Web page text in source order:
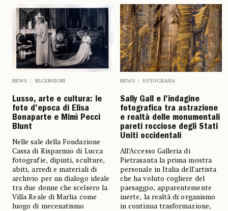
NEWS RECENSIONI
Lusso, arte e cultura: le
foto d’epoca di Elisa
Bonaparte e Mimì Pecci
Blunt
Nelle sale della Fondazione
Cassa di Risparmio di Lucca
fotografie, dipinti, sculture,
abiti, arredi e materiali di
archivio per un dialogo ideale
tra due donne che scelsero la
Villa Reale di Marlia come
luogo di mecenatismo
NEWS FOTOGRAFIA
Sally Gall e l’indagine
fotografica tra astrazione
e realtà delle monumentali
pareti rocciose degli Stati
Uniti occidentali
All’Accesso Galleria di
Pietrasanta la prima mostra
personale in Italia dell’artista
che ha voluto cogliere del
paesaggio, apparentemente
inerte, la realtà di organismo
in continua trasformazione,